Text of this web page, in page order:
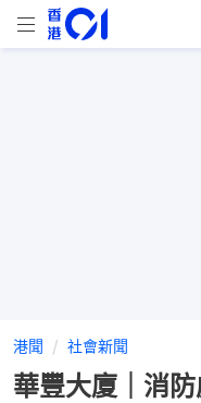
港聞 社會新聞
華豐大廈｜消